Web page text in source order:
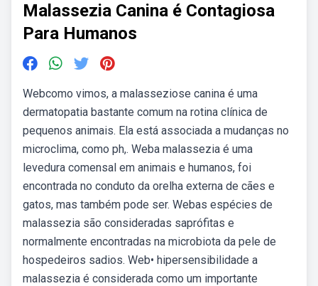
Malassezia Canina é Contagiosa
Para Humanos
Webcomo vimos, a malasseziose canina é uma
dermatopatia bastante comum na rotina clínica de
pequenos animais. Ela está associada a mudanças no
microclima, como ph,. Weba malassezia é uma
levedura comensal em animais e humanos, foi
encontrada no conduto da orelha externa de cães e
gatos, mas também pode ser. Webas espécies de
malassezia são consideradas saprófitas e
normalmente encontradas na microbiota da pele de
hospedeiros sadios. Web• hipersensibilidade a
malassezia é considerada como um importante